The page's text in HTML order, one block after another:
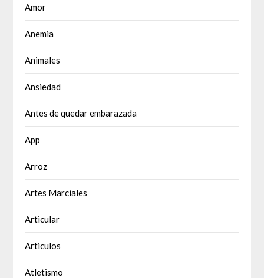
Amor
Anemia
Animales
Ansiedad
Antes de quedar embarazada
App
Arroz
Artes Marciales
Articular
Articulos
Atletismo